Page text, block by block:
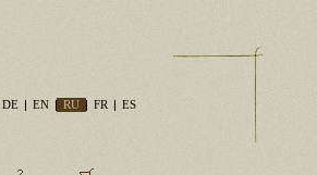
DE EN RU FR ES